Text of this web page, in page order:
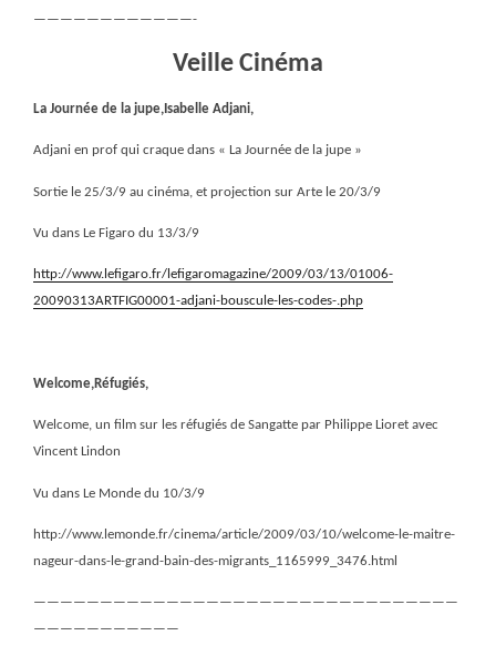
————————————-
Veille Cinéma
La Journée de la jupe,Isabelle Adjani,
Adjani en prof qui craque dans « La Journée de la jupe »
Sortie le 25/3/9 au cinéma, et projection sur Arte le 20/3/9
Vu dans Le Figaro du 13/3/9
http://www.lefigaro.fr/lefigaromagazine/2009/03/13/01006-
20090313ARTFIG00001-adjani-bouscule-les-codes-.php
Welcome,Réfugiés,
Welcome, un film sur les réfugiés de Sangatte par Philippe Lioret avec
Vincent Lindon
Vu dans Le Monde du 10/3/9
http://www.lemonde.fr/cinema/article/2009/03/10/welcome-le-maitre-
nageur-dans-le-grand-bain-des-migrants_1165999_3476.html
————————————————————————————————
———————————